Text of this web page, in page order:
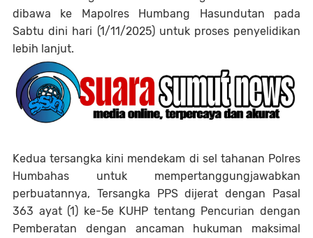
dibawa ke Mapolres Humbang Hasundutan pada
Sabtu dini hari (1/11/2025) untuk proses penyelidikan
lebih lanjut.
Kedua tersangka kini mendekam di sel tahanan Polres
Humbahas untuk mempertanggungjawabkan
perbuatannya, Tersangka PPS dijerat dengan Pasal
363 ayat (1) ke-5e KUHP tentang Pencurian dengan
Pemberatan dengan ancaman hukuman maksimal